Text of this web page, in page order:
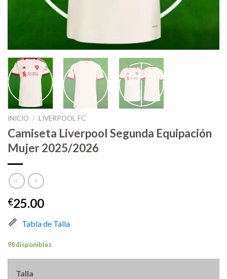
INICIO / LIVERPOOL FC
Camiseta Liverpool Segunda Equipación
Mujer 2025/2026
€25.00
Tabla de Talla
98 disponibles
Talla